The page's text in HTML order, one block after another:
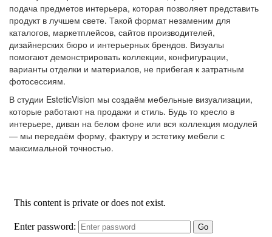
подача предметов интерьера, которая позволяет представить
продукт в лучшем свете. Такой формат незаменим для
каталогов, маркетплейсов, сайтов производителей,
дизайнерских бюро и интерьерных брендов. Визуалы
помогают демонстрировать коллекции, конфигурации,
варианты отделки и материалов, не прибегая к затратным
фотосессиям.
В студии EsteticVision мы создаём мебельные визуализации,
которые работают на продажи и стиль. Будь то кресло в
интерьере, диван на белом фоне или вся коллекция модулей
— мы передаём форму, фактуру и эстетику мебели с
максимальной точностью.